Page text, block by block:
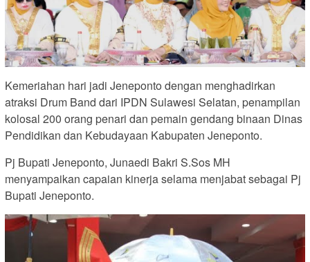
Kemeriahan hari jadi Jeneponto dengan menghadirkan
atraksi Drum Band dari IPDN Sulawesi Selatan, penampilan
kolosal 200 orang penari dan pemain gendang binaan Dinas
Pendidikan dan Kebudayaan Kabupaten Jeneponto.
Pj Bupati Jeneponto, Junaedi Bakri S.Sos MH
menyampaikan capaian kinerja selama menjabat sebagai Pj
Bupati Jeneponto.